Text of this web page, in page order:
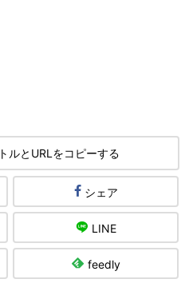
ルとURLをコピーする
シェア
LINE
feedly